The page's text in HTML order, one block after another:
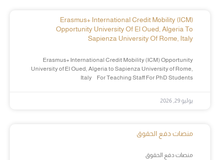
Erasmus+ International Credit Mobility (ICM)
Opportunity University Of El Oued, Algeria To
Sapienza University Of Rome, Italy
Erasmus+ International Credit Mobility (ICM) Opportunity
University of El Oued, Algeria to Sapienza University of Rome,
Italy For Teaching Staff For PhD Students
يوليو 29, 2026
منصات دفع الحقوق
منصات دفع الحقوق